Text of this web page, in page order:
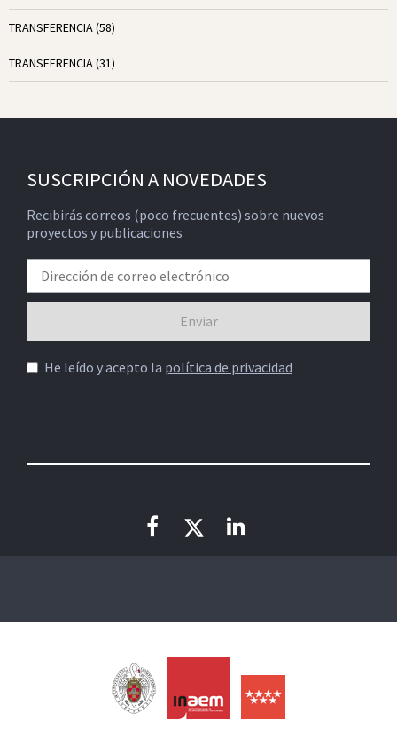
TRANSFERENCIA(58)
TRANSFERENCIA(31)
SUSCRIPCIÓN A NOVEDADES
Recibirás correos (poco frecuentes) sobre nuevos
proyectos y publicaciones
He leído y acepto la política de privacidad